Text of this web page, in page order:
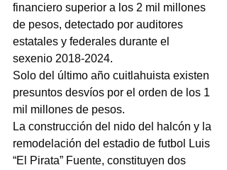
financiero superior a los 2 mil millones
de pesos, detectado por auditores
estatales y federales durante el
sexenio 2018-2024.
Solo del último año cuitlahuista existen
presuntos desvíos por el orden de los 1
mil millones de pesos.
La construcción del nido del halcón y la
remodelación del estadio de futbol Luis
“El Pirata” Fuente, constituyen dos